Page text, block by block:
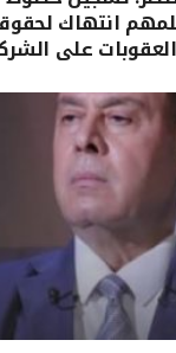
انتهاك
على